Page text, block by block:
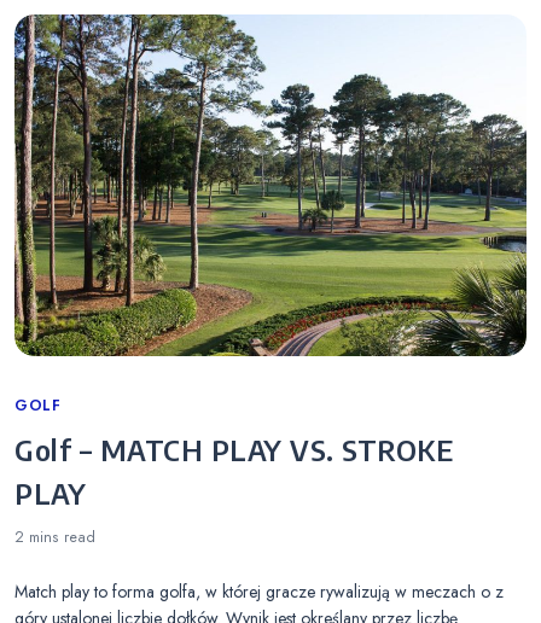
Categories
GOLF
Golf – MATCH PLAY VS. STROKE
PLAY
2 mins read
Match play to forma golfa, w której gracze rywalizują w meczach o z
góry ustalonej liczbie dołków. Wynik jest określany przez liczbę